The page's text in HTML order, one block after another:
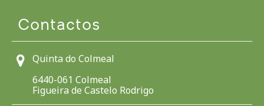
Contactos
Quinta do Colmeal
6440-061 Colmeal
Figueira de Castelo Rodrigo